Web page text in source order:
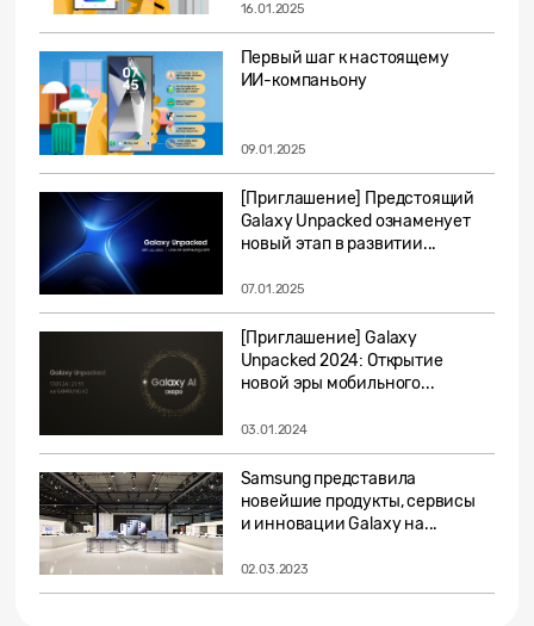
16.01.2025
Первый шаг к настоящему
ИИ-компаньону
09.01.2025
[Приглашение] Предстоящий
Galaxy Unpacked ознаменует
новый этап в развитии...
07.01.2025
[Приглашение] Galaxy
Unpacked 2024: Открытие
новой эры мобильного...
03.01.2024
Samsung представила
новейшие продукты, сервисы
и инновации Galaxy на...
02.03.2023